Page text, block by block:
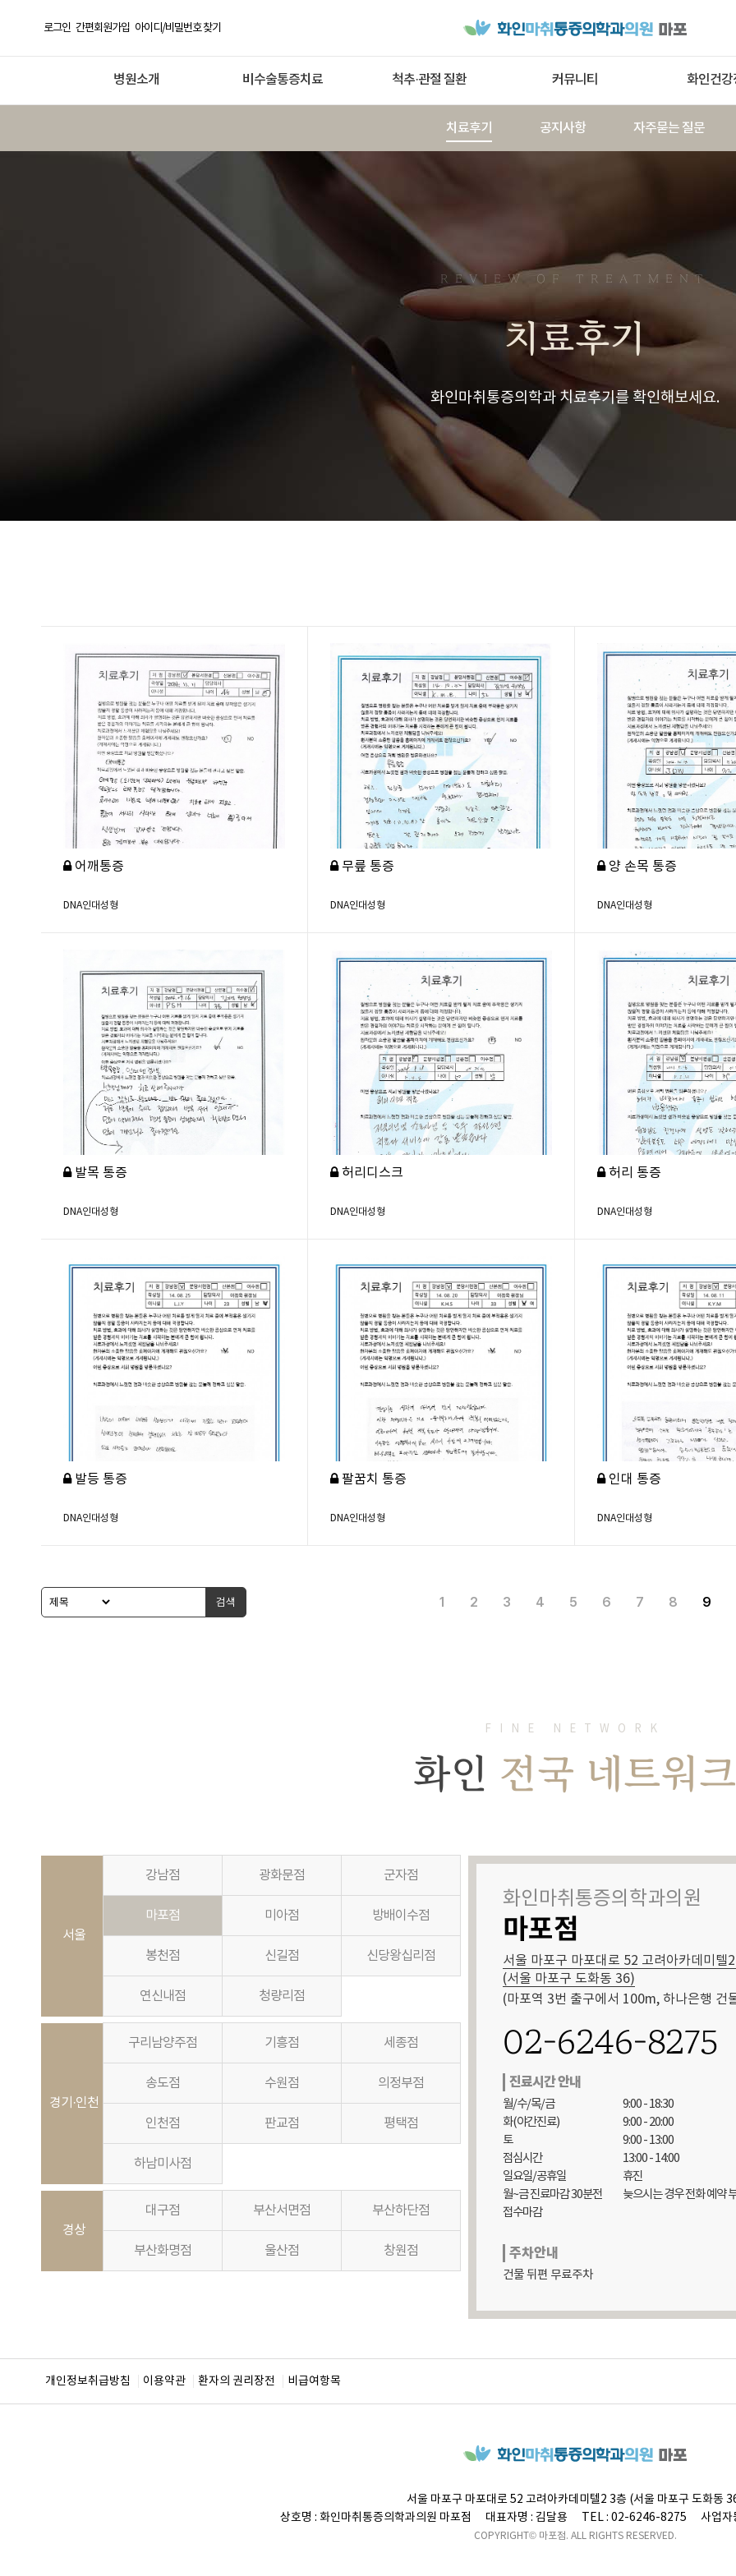
로그인 간편회원가입 아이디/비밀번호 찾기
병원소개 비수술통증치료 척추·관절 질환 커뮤니티 화인건강
치료후기 공지사항 자주묻는 질문
REVIEW OF TREATMENT
치료후기
화인마취통증의학과 치료후기를 확인해보세요.
어깨통증
DNA인대성형
무릎 통증
DNA인대성형
양 손목 통증
DNA인대성형
발목 통증
DNA인대성형
허리디스크
DNA인대성형
허리 통증
DNA인대성형
발등 통증
DNA인대성형
팔꿈치 통증
DNA인대성형
인대 통증
DNA인대성형
검색 1 2 3 4 5 6 7 8 9
FINE NETWORK
화인 전국 네트워크
서울
강남점 광화문점 군자점
마포점 미아점 방배이수점
봉천점 신길점 신당왕십리점
연신내점 청량리점
경기·인천
구리남양주점 기흥점 세종점
송도점 수원점 의정부점
인천점 판교점 평택점
하남미사점
경상
대구점 부산서면점 부산하단점
부산화명점 울산점 창원점
화인마취통증의학과의원
마포점
서울 마포구 마포대로 52 고려아카데미텔
(서울 마포구 도화동 36)
(마포역 3번 출구에서 100m, 하나은행 건
02-6246-8275
진료시간 안내
월/수/목/금
화(야간진료)
토
점심시간
일요일/공휴일
월~금 진료마감 30분전
접수마감
9:00 - 18:30
9:00 - 20:00
9:00 - 13:00
13:00 - 14:00
휴진
늦으시는 경우 전화 예약
주차안내
건물 뒤편 무료주차
개인정보취급방침 이용약관 환자의 권리장전 비급여항목
서울 마포구 마포대로 52 고려아카데미텔2 3층 (서울 마포구 도화동
상호명 : 화인마취통증의학과의원 마포점 대표자명 : 김달용 TEL : 02-6246-8275 사업
COPYRIGHT© 마포점. ALL RIGHTS RESERVED.